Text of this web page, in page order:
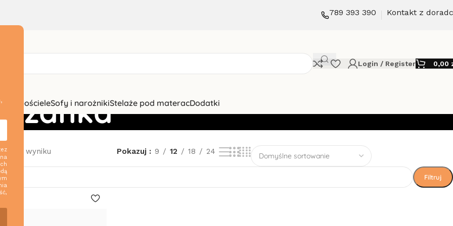
789 393 390 Kontakt z
Login / Register 0,00
i pościeleSofy i narożnikiStelaże pod materacDodatki
wyniku Pokazuj 9 12 18 24
Filtruj